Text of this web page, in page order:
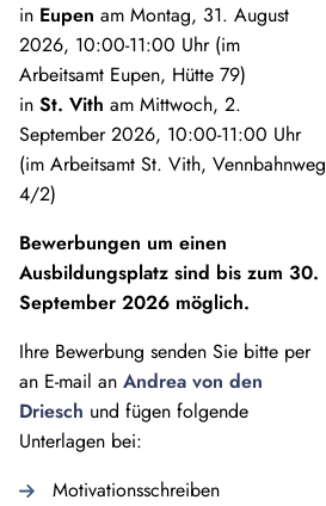
in Eupen am Montag, 31. August
2026, 10:00-11:00 Uhr (im
Arbeitsamt Eupen, Hütte 79)
in St. Vith am Mittwoch, 2.
September 2026, 10:00-11:00 Uhr
(im Arbeitsamt St. Vith, Vennbahnweg
4/2)
Bewerbungen um einen
Ausbildungsplatz sind bis zum 30.
September 2026 möglich.
Ihre Bewerbung senden Sie bitte per
an E-mail an Andrea von den
Driesch und fügen folgende
Unterlagen bei:
Motivationsschreiben